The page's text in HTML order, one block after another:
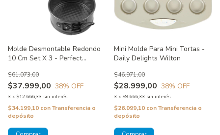
Molde Desmontable Redondo
10 Cm Set X 3 - Perfect
$37.999,00
$61.073,00
38% OFF
3 x $12.666,33 sin interés
$34.199,10 conTransferencia o
depósito
Mini Molde Para Mini Tortas -
Daily Delights Wilton
$28.999,00
$46.971,00
38% OFF
3 x $9.666,33 sin interés
$26.099,10 conTransferencia o
depósito